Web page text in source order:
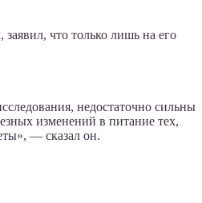
что только лишь на его
недостаточно сильны
изменений в питание тех,
— сказал он.